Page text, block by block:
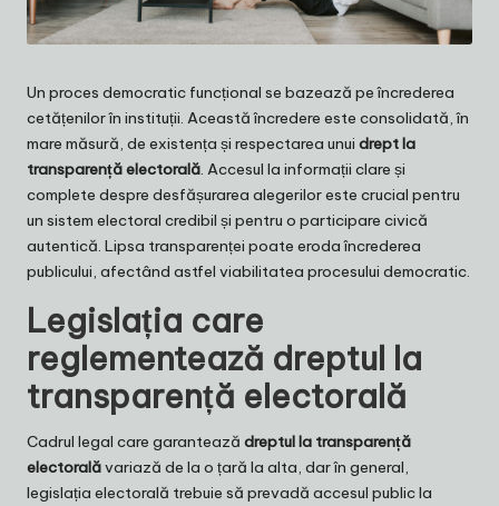
Un proces democratic funcțional se bazează pe încrederea
cetățenilor în instituții. Această încredere este consolidată, în
mare măsură, de existența și respectarea unui drept la
transparență electorală. Accesul la informații clare și
complete despre desfășurarea alegerilor este crucial pentru
un sistem electoral credibil și pentru o participare civică
autentică. Lipsa transparenței poate eroda încrederea
publicului, afectând astfel viabilitatea procesului democratic.
Legislația care
reglementează dreptul la
transparență electorală
Cadrul legal care garantează dreptul la transparență
electoralăvariază de la o țară la alta, dar în general,
legislația electorală trebuie să prevadă accesul public la